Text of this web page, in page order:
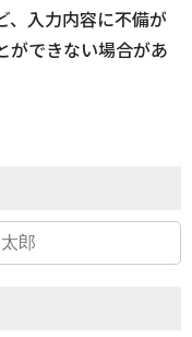
、入力内容に不備が
ができない場合があ